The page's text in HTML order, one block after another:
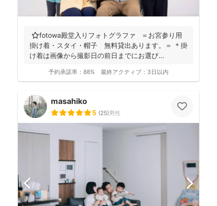
⭐️fotowa殿堂入りフォトグラファ ＝お宮参り用
掛け着・スタイ・帽子 無料貸出あります。＝ ＊掛
け着は画像から撮影日の前日までにお選び...
予約承諾率： 88% 最終アクティブ： 3日以内
masahiko
5 (25)男性